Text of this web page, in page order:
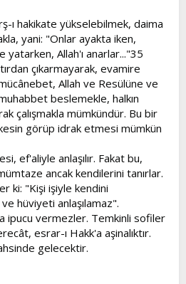
ı hakikate yükselebilmek, daima
yani: "Onlar ayakta iken,
yatarken, Allah'ı anarlar..."35
çıkarmayarak, evamire
Allah ve Resülüne ve
beslemekle, halkın
çalışmakla mümkündür. Bu bir
görüp idrak etmesi mümkün
ef'aliyle anlaşılır. Fakat bu,
ancak kendilerini tanırlar.
ki: "Kişi işiyle kendini
hüviyeti anlaşılamaz".
ipucu vermezler. Temkinli sofiler
esrar-ı Hakk'a aşinalıktır.
gelecektir.